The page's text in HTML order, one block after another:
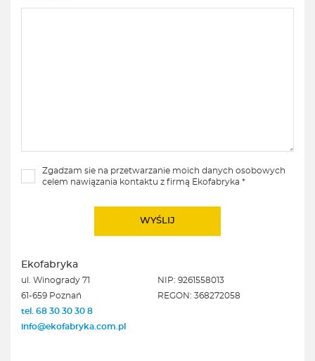
Zgadzam sie na przetwarzanie moich danych osobowych
celem nawiązania kontaktu z firmą Ekofabryka *
Ekofabryka
ul. Winogrady 71
61-659 Poznań
tel. 68 30 30 30 8
info@ekofabryka.com.pl
NIP: 9261558013
REGON: 368272058